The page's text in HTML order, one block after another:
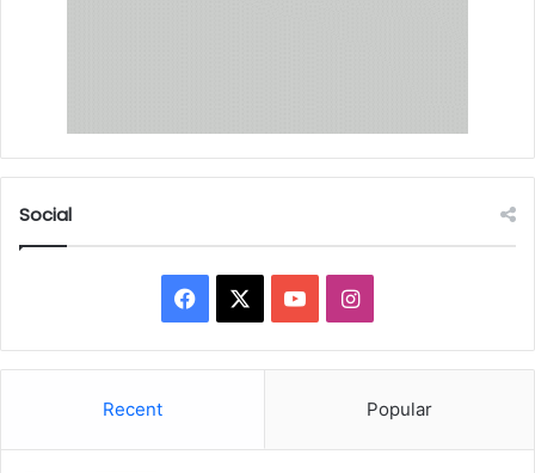
Social
Facebook YouTubeInstagram
Recent Popular